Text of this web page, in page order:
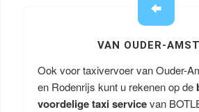
VAN OUDER-
Ook voor taxivervoer van Ouder-
en Rodenrijs kunt u rekenen op de
voordelige taxi servicevan